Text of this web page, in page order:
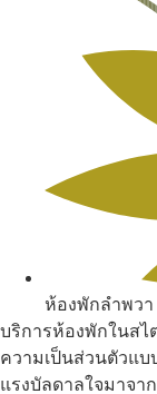
ห้องพักลำพวา
บริการห้องพักในสไ
ความเป็นส่วนตัวแบ
แรงบัลดาลใจมาจ